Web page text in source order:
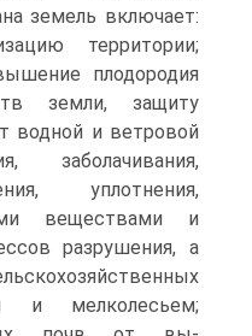
земель включает:
территории;
плодородия
земли, защиту
водной и ветровой
заболачивания,
уплотнения,
веществами и
разрушения, а
и мелколесьем;